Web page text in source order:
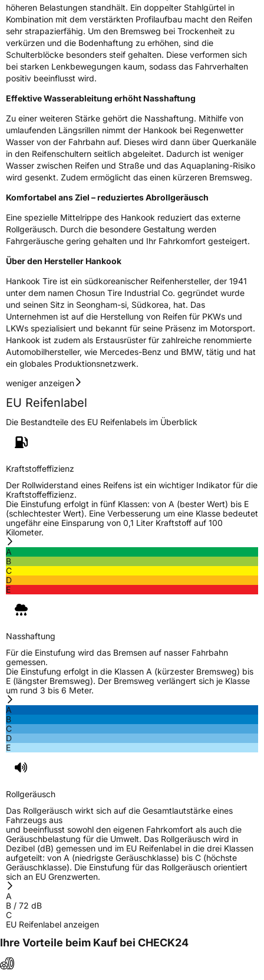
Rollgeräusch (dB)72
FahrzeugklasseC2
3PMSF / Schneeflockensymbol / Alpine-SymbolNein
EisgripNein
EPREL ID493828
Allgemeine Produktsicherheit (GPSR)
HerstellerkontaktHankook Tire Europe GmbH, Siemensstr. 14
D-63263 Neu-Isenburg Deutschland,
technik@hankookreifen.de
höheren Belastungen standhält. Ein doppelter Stahlgürtel in
Kombination mit dem verstärkten Profilaufbau macht den Reifen
sehr strapazierfähig. Um den Bremsweg bei Trockenheit zu
verkürzen und die Bodenhaftung zu erhöhen, sind die
Schulterblöcke besonders steif gehalten. Diese verformen sich
bei starken Lenkbewegungen kaum, sodass das Fahrverhalten
positiv beeinflusst wird.
Effektive Wasserableitung erhöht Nasshaftung
Zu einer weiteren Stärke gehört die Nasshaftung. Mithilfe von
umlaufenden Längsrillen nimmt der Hankook bei Regenwetter
Wasser von der Fahrbahn auf. Dieses wird dann über Querkanäle
in den Reifenschultern seitlich abgeleitet. Dadurch ist weniger
Wasser zwischen Reifen und Straße und das Aquaplaning-Risiko
wird gesenkt. Zudem ermöglicht das einen kürzeren Bremsweg.
Komfortabel ans Ziel – reduziertes Abrollgeräusch
Eine spezielle Mittelrippe des Hankook reduziert das externe
Rollgeräusch. Durch die besondere Gestaltung werden
Fahrgeräusche gering gehalten und Ihr Fahrkomfort gesteigert.
Über den Hersteller Hankook
Hankook Tire ist ein südkoreanischer Reifenhersteller, der 1941
unter dem namen Chosun Tire Industrial Co. gegründet wurde
und seinen Sitz in Seongham-si, Südkorea, hat. Das
Unternehmen ist auf die Herstellung von Reifen für PKWs und
LKWs spezialisiert und bekannt für seine Präsenz im Motorsport.
Hankook ist zudem als Erstausrüster für zahlreiche renommierte
Automobilhersteller, wie Mercedes-Benz und BMW, tätig und hat
ein globales Produktionsnetzwerk.
weniger anzeigen
EU Reifenlabel
Die Bestandteile des EU Reifenlabels im Überblick
Kraftstoffeffizienz
Der Rollwiderstand eines Reifens ist ein wichtiger Indikator für die
Kraftstoffeffizienz.
Die Einstufung erfolgt in fünf Klassen: von A (bester Wert) bis E
(schlechtester Wert). Eine Verbesserung um eine Klasse bedeutet
ungefähr eine Einsparung von 0,1 Liter Kraftstoff auf 100
Kilometer.
A
B
C
D
E
Nasshaftung
Für die Einstufung wird das Bremsen auf nasser Fahrbahn
gemessen.
Die Einstufung erfolgt in die Klassen A (kürzester Bremsweg) bis
E (längster Bremsweg). Der Bremsweg verlängert sich je Klasse
um rund 3 bis 6 Meter.
A
B
C
D
E
Rollgeräusch
Das Rollgeräusch wirkt sich auf die Gesamtlautstärke eines
Fahrzeugs aus
und beeinflusst sowohl den eigenen Fahrkomfort als auch die
Geräuschbelastung für die Umwelt. Das Rollgeräusch wird in
Dezibel (dB) gemessen und im EU Reifenlabel in die drei Klassen
aufgeteilt: von A (niedrigste Geräuschklasse) bis C (höchste
Geräuschklasse). Die Einstufung für das Rollgeräusch orientiert
sich an EU Grenzwerten.
A
B / 72 dB
C
EU Reifenlabel anzeigen
Ihre Vorteile beim Kauf bei CHECK24